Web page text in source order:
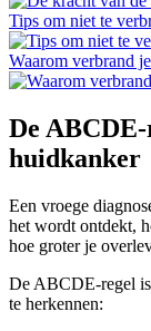
Tips om niet te
Waarom verbrand
De
huidkanker
Een vroege
het wordt ontdekt,
hoe groter je
De ABCDE-regel
te herkennen: